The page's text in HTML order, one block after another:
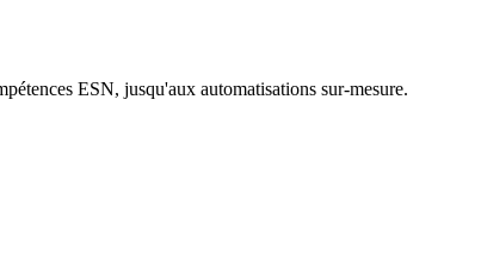
ESN, jusqu'aux automatisations sur-mesure.